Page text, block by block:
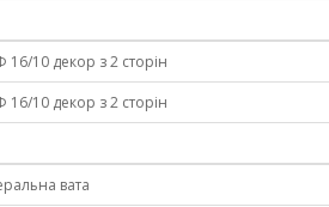
10 декор з 2 сторін
10 декор з 2 сторін
вата